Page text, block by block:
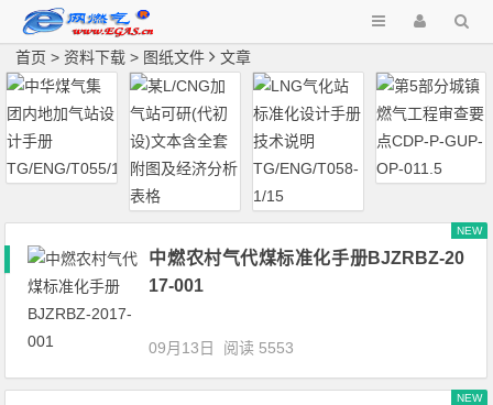
首页 >资料下载 > 图纸文件 文章
中燃农村气代煤标准化手册BJZRBZ-20
17-001
NEW
09月13日 阅读 5553
NEW